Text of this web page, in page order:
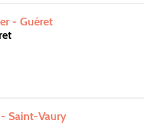
- Guéret
Saint-Vaury